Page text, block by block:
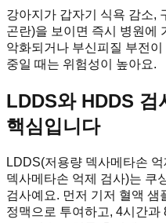
강아지가 갑자기 식욕 감소,
곤란)을 보이면 즉시 병원에
악화되거나 부신피질 부전
중일 때는 위험성이 높아요.
LDDS와 HDDS 검
핵심입니다
LDDS(저용량 덱사메타손
덱사메타손 억제 검사)는 쿠
검사예요. 먼저 기저 혈액 샘
정맥으로 투여하고, 4시간과